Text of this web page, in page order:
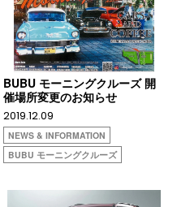
BUBU モーニングクルーズ 開
催場所変更のお知らせ
2019.12.09
NEWS & INFORMATION
BUBU モーニングクルーズ